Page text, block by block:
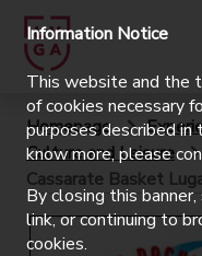
Homepage
Culture and Leisure
Cassarate Basket
Information Notice
This website and the
of cookies necessary
purposes described in
know more, please
By closing this
link, or continuing to
cookies.